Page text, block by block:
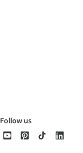
Follow us